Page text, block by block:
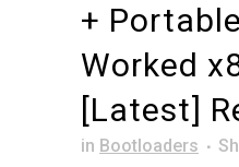
+
Worked
[Latest]
in Bootloaders